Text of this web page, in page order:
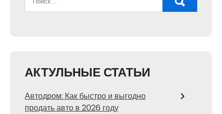
АКТУЛЬНЫЕ СТАТЬИ
Автодром: Как быстро и выгодно
продать авто в 2026 году